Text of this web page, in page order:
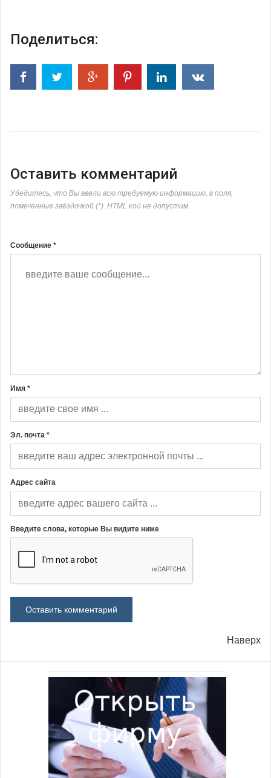
Поделиться:
Оставить комментарий
Убедитесь, что Вы ввели всю требуемую информацию, в поля,
помеченные звёздочкой (*). HTML код не допустим.
Сообщение *
Имя *
Эл. почта *
Адрес сайта
Введите слова, которые Вы видите ниже
Наверх